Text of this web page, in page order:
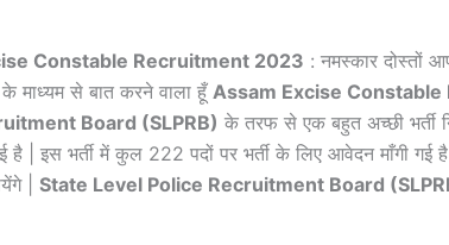
Constable Recruitment 2023 : नमस्कार दोस्तों
माध्यम से बात करने वाला हूँ Assam Excise
Board (SLPRB) के तरफ से एक बहुत अच्छी भर्ती
है | इस भर्ती में कुल 222 पदों पर भर्ती के लिए आवेदन माँगी
| State Level Police Recruitment Board